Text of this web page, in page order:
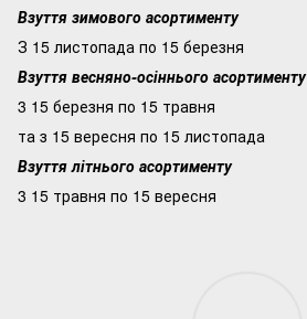
Взуття зимового асортименту
З 15 листопада по 15 березня
Взуття весняно-осіннього асортименту
3 15 березня по 15 травня
та з 15 вересня по 15 листопада
Взуття літнього асортименту
3 15 травня по 15 вересня